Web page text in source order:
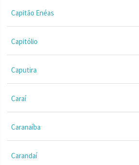
Capitão Enéas
Capitólio
Caputira
Caraí
Caranaíba
Carandaí